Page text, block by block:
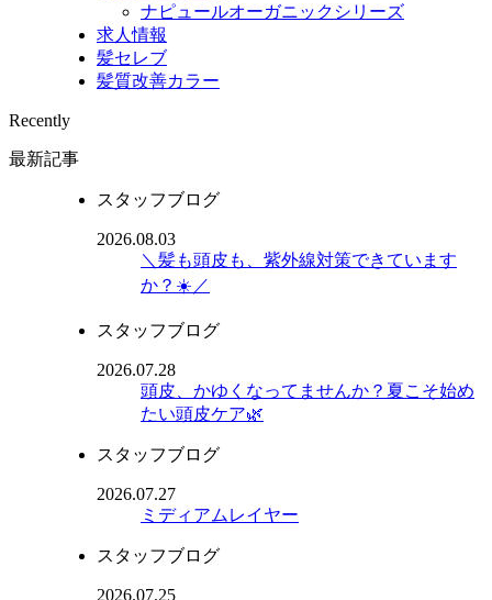
ナピュールオーガニックシリーズ
求人情報
髪セレブ
髪質改善カラー
Recently
最新記事
スタッフブログ
2026.08.03
＼髪も頭皮も、紫外線対策できています
か？☀️／
スタッフブログ
2026.07.28
頭皮、かゆくなってませんか？夏こそ始め
たい頭皮ケア🌿
スタッフブログ
2026.07.27
ミディアムレイヤー
スタッフブログ
2026.07.25